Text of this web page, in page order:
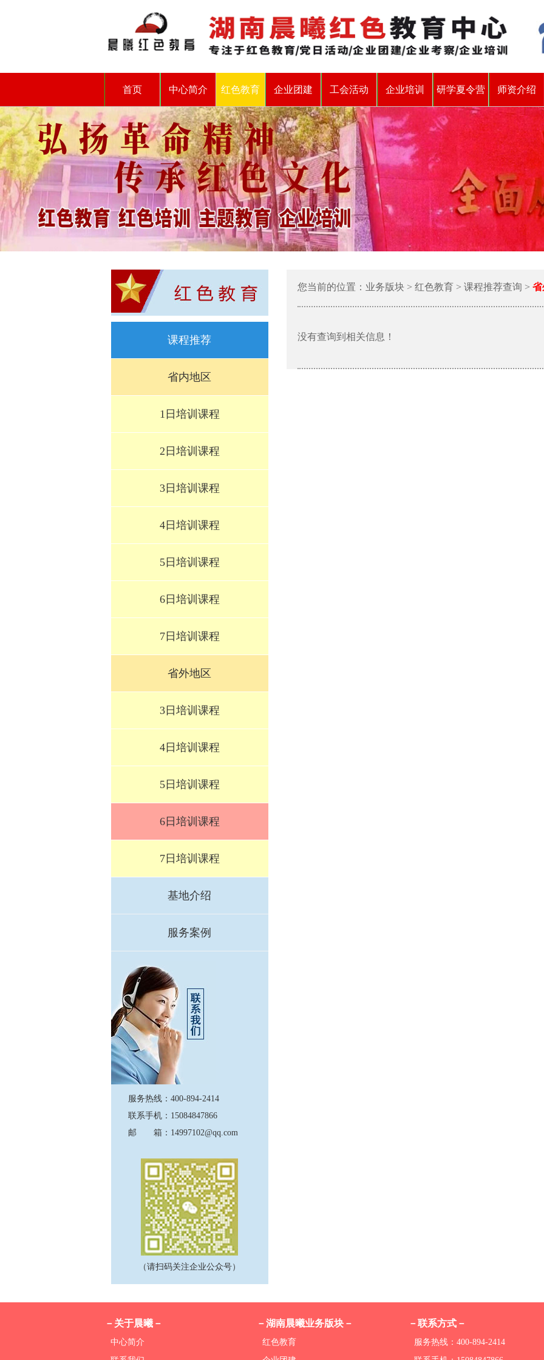
首页 中心简介 红色教育 企业团建 工会活动 企业培训 研学夏令营 师资介绍
课程推荐
省内地区
1日培训课程
2日培训课程
3日培训课程
4日培训课程
5日培训课程
6日培训课程
7日培训课程
省外地区
3日培训课程
4日培训课程
5日培训课程
6日培训课程
7日培训课程
基地介绍
服务案例
服务热线：400-894-2414
联系手机：15084847866
邮 箱：14997102@qq.com
（请扫码关注企业公众号）
您当前的位置：业务版块 > 红色教育 > 课程推荐查询 > 省
没有查询到相关信息！
－关于晨曦－
中心简介
－湖南晨曦业务版块－
红色教育
－联系方式－
服务热线：400-894-2414